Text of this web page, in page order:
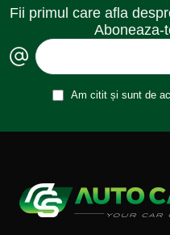
Fii primul care afla
Aboneaza-
Am citit și sunt de